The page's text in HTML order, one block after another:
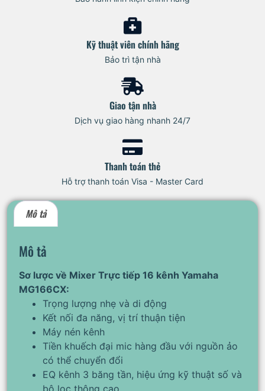
Kỹ thuật viên chính hãng
Bảo trì tận nhà
Giao tận nhà
Dịch vụ giao hàng nhanh 24/7
Thanh toán thẻ
Hỗ trợ thanh toán Visa - Master Card
Mô tả
Mô tả
Sơ lược về Mixer Trực tiếp 16 kênh Yamaha
MG166CX:
Trọng lượng nhẹ và di động
Kết nối đa năng, vị trí thuận tiện
Máy nén kênh
Tiền khuếch đại mic hàng đầu với nguồn ảo
có thể chuyển đổi
EQ kênh 3 băng tần, hiệu ứng kỹ thuật số và
bộ lọc thông cao